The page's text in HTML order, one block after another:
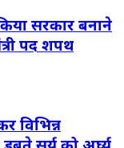
सरकार बनाने
पद शपथ
विभिन्न